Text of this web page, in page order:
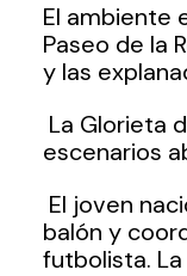
El ambiente
Paseo de la
y las
La Glorieta
escenarios
El joven
balón y
futbolista.